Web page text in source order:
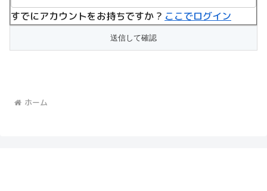
すでにアカウントをお持ちですか ? ここでログイン
ホーム